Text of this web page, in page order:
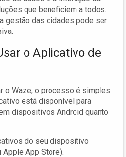
que beneficiem a todos.
gestão das cidades pode ser
o Aplicativo de
o Waze, o processo é simples
está disponível para
dispositivos Android quanto
do seu dispositivo
Apple App Store).